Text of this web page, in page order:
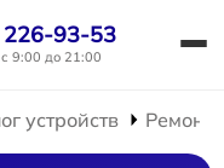
226-93-53
9:00 до 21:00
устройств Ремонт